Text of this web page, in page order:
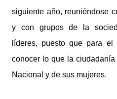
siguiente año, reuniéndose
y con grupos de la
líderes, puesto que para
conocer lo que la
Nacional y de sus mujeres.